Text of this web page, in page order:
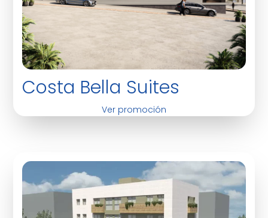
Costa Bella Suites
Ver promoción